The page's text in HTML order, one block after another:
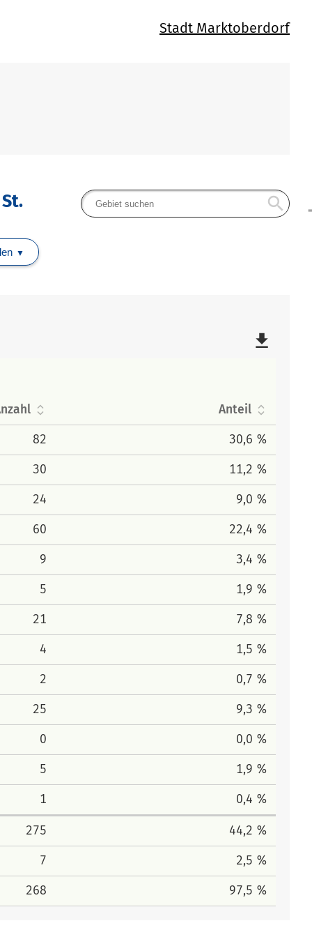
Stadt Marktoberdorf
search
file_download
Anteil
82 30,6 %
30 11,2 %
24 9,0 %
60 22,4 %
9 3,4 %
5 1,9 %
21 7,8 %
4 1,5 %
2 0,7 %
25 9,3 %
0 0,0 %
5 1,9 %
1 0,4 %
275 44,2 %
7 2,5 %
268 97,5 %